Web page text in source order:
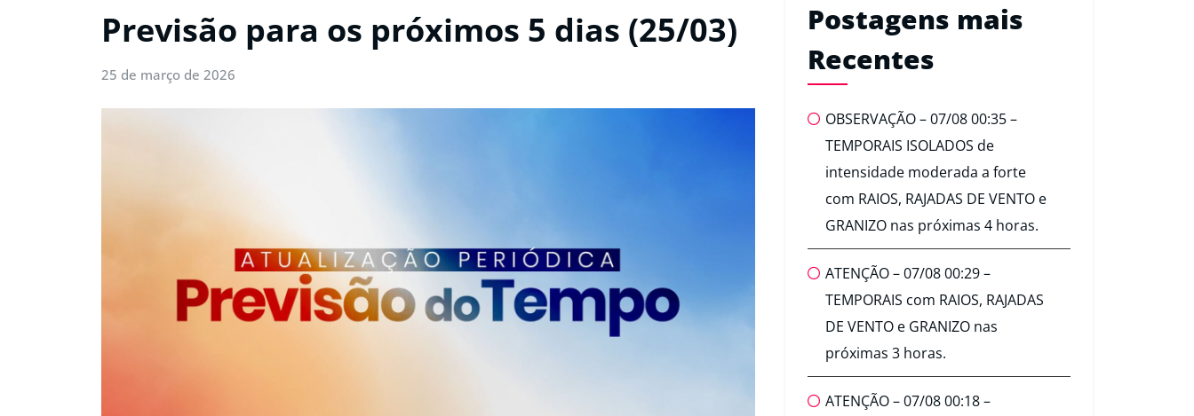
Previsão para os próximos 5 dias (25/03)
25 de março de 2026
Postagens mais
Recentes
OBSERVAÇÃO – 07/08 00:35 –
TEMPORAIS ISOLADOS de
intensidade moderada a forte
com RAIOS, RAJADAS DE VENTO e
GRANIZO nas próximas 4 horas.
ATENÇÃO – 07/08 00:29 –
TEMPORAIS com RAIOS, RAJADAS
DE VENTO e GRANIZO nas
próximas 3 horas.
ATENÇÃO – 07/08 00:18 –